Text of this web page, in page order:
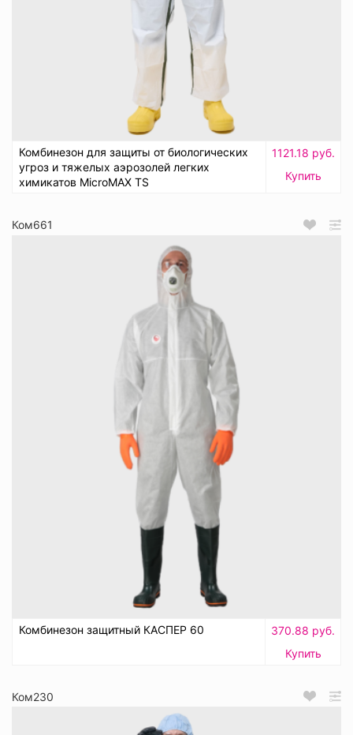
Комбинезон для защиты от биологических
угроз и тяжелых аэрозолей легких
химикатов MicroMAX TS
1121.18 руб.
Купить
Ком661
Комбинезон защитный КАСПЕР 60
370.88 руб.
Купить
Ком230